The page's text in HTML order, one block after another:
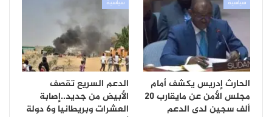
سياسية
الحارث إدريس يكشف أمام
مجلس الأمن عن مايقارب 20
ألف سجين لدى الدعم
سياسية
الدعم السريع تقصف
الأبيض من جديد..إصابة
العشرات وبريطانيا و6 دولة